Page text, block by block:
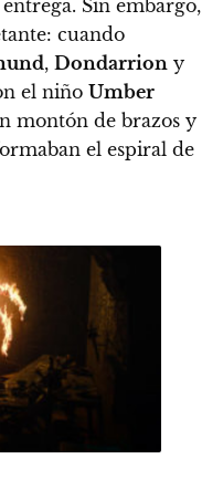
Sin embargo,
: cuando
, Dondarrion y
el niño Umber
montón de brazos y
el espiral de